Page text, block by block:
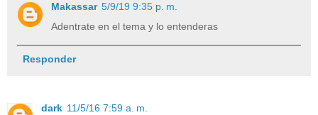
Makassar 5/9/19 9:35 p. m.
Adentrate en el tema y lo entenderas
Responder
dark 11/5/16 7:59 a. m.